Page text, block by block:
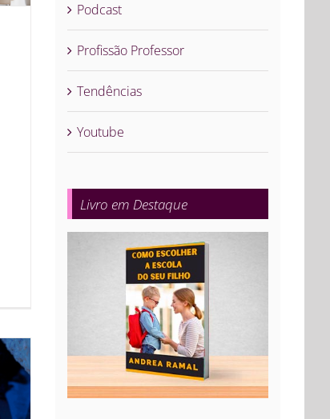
Podcast
Profissão Professor
Tendências
Youtube
Livro em Destaque